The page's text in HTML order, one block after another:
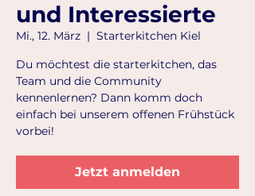
und Interessierte
Mi., 12. März
  |
Starterkitchen Kiel
Du möchtest die starterkitchen, das
Team und die Community
kennenlernen? Dann komm doch
einfach bei unserem offenen Frühstück
vorbei!
Jetzt anmelden